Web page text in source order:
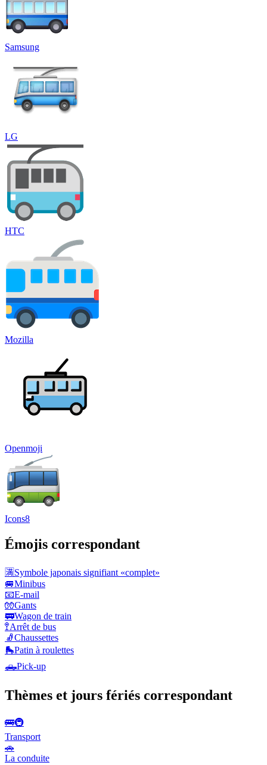
Samsung
LG
HTC
Mozilla
Openmoji
Icons8
Émojis correspondant
🈵Symbole japonais signifiant «complet»
🚐Minibus
📧E-mail
🧤Gants
🚃Wagon de train
🚏Arrêt de bus
🧦Chaussettes
🛼Patin à roulettes
🛻Pick-up
Thèmes et jours fériés correspondant
🚌🚇
Transport
🚗
La conduite